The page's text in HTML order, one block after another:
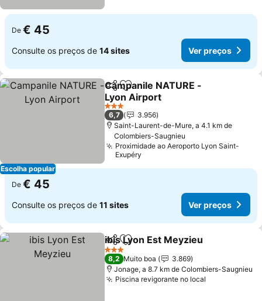
De € 45
Consulte os preços de 14 sites Ver preços
Escolha popular
PartilharAdicionar aos favoritos
Campanile NATURE -
Lyon Airport
3 Estrelas
6,7
3.956
Saint-Laurent-de-Mure, a 4.1 km de
Colombiers-Saugnieu
Proximidade ao Aeroporto Lyon Saint-
Exupéry
De € 45
Consulte os preços de 11 sites Ver preços
PartilharAdicionar aos favoritos
ibis Lyon Est Meyzieu
3 Estrelas
8,2 Muito boa
3.869
Jonage, a 8.7 km de Colombiers-Saugnieu
Piscina revigorante no local